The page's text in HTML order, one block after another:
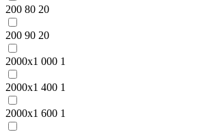
200 80 20
200 90 20
2000x1 000 1
2000x1 400 1
2000x1 600 1